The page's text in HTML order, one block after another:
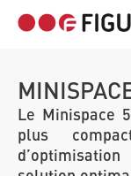
Le Minispace
plus